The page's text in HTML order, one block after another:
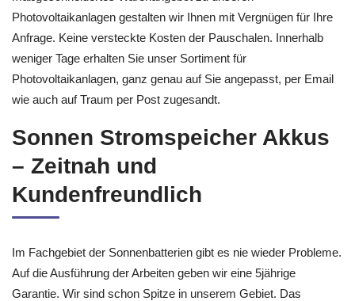
Photovoltaikanlagen gestalten wir Ihnen mit Vergnügen für Ihre
Anfrage. Keine versteckte Kosten der Pauschalen. Innerhalb
weniger Tage erhalten Sie unser Sortiment für
Photovoltaikanlagen, ganz genau auf Sie angepasst, per Email
wie auch auf Traum per Post zugesandt.
Sonnen Stromspeicher Akkus
– Zeitnah und
Kundenfreundlich
Im Fachgebiet der Sonnenbatterien gibt es nie wieder Probleme.
Auf die Ausführung der Arbeiten geben wir eine 5jährige
Garantie. Wir sind schon Spitze in unserem Gebiet. Das